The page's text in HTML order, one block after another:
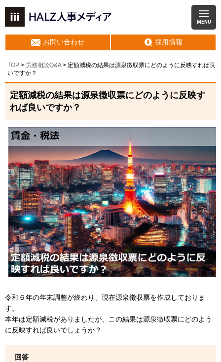
MENU
お問い合わせ 採用情報
TOP > 労務相談Q&A> 定額減税の結果は源泉徴収票にどのように反映すれば良
いですか？
定額減税の結果は源泉徴収票にどのように反映す
れば良いですか？
令和６年の年末調整が終わり、現在源泉徴収票を作成しておりま
す。
本年は定額減税がありましたが、この結果は源泉徴収票にどのよう
に反映すれば良いでしょうか？
回答